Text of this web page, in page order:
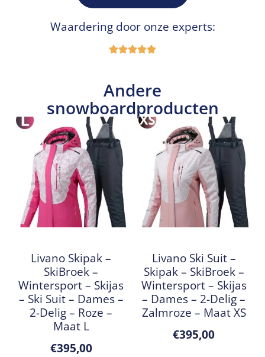
Waardering door onze experts:
Andere
snowboardproducten
Livano Skipak –
SkiBroek –
Wintersport – Skijas
– Ski Suit – Dames –
2-Delig – Roze –
Maat L
€395,00
Livano Ski Suit –
Skipak – SkiBroek –
Wintersport – Skijas
– Dames – 2-Delig –
Zalmroze – Maat XS
€395,00